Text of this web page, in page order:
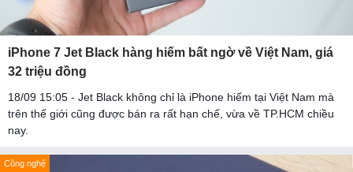
iPhone 7 Jet Black hàng hiếm bất ngờ về Việt Nam, giá
32 triệu đồng
18/09 15:05 - Jet Black không chỉ là iPhone hiếm tại Việt Nam mà
trên thế giới cũng được bán ra rất hạn chế, vừa về TP.HCM chiều
nay.
Công nghệ